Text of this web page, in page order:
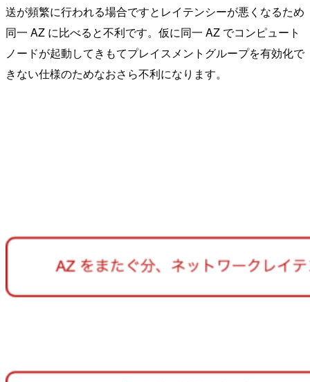
送が頻繁に行われる場合ですとレイテンシーが悪くなるため
同一 AZ に比べると不利です。仮に同一 AZ でコンピュート
ノードが起動してきもてプレイスメントグループを有効化で
きない仕様のためなおさら不利になります。